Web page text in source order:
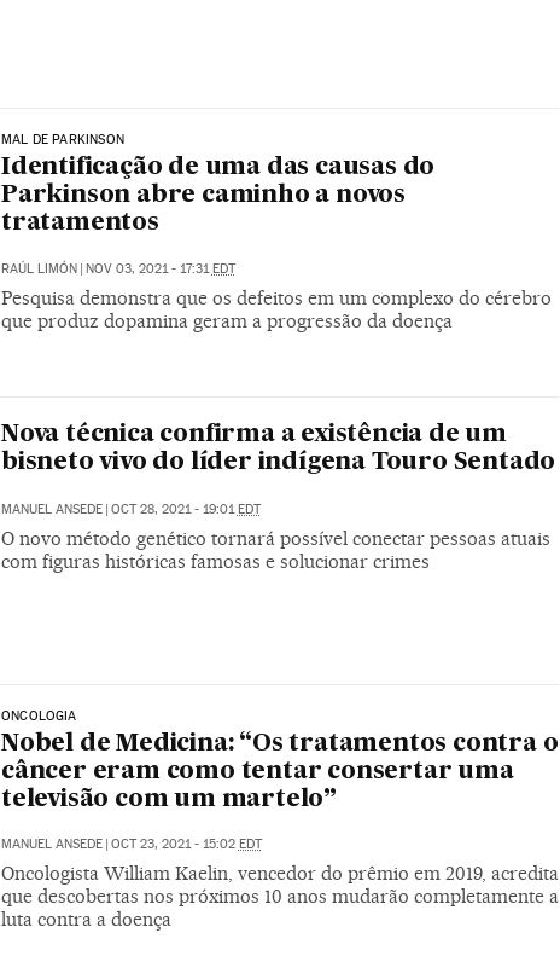
MAL DE PARKINSON
Identificação de uma das causas do
Parkinson abre caminho a novos
tratamentos
RAÚL LIMÓN | NOV 03, 2021 - 17:31EDT
Pesquisa demonstra que os defeitos em um complexo do cérebro
que produz dopamina geram a progressão da doença
Nova técnica confirma a existência de um
bisneto vivo do líder indígena Touro Sentado
MANUEL ANSEDE OCT 28, 2021 - 19:01 EDT
O novo método genético tornará possível conectar pessoas atuais
com figuras históricas famosas e solucionar crimes
ONCOLOGIA
Nobel de Medicina: “Os tratamentos contra o
câncer eram como tentar consertar uma
televisão com um martelo”
MANUEL ANSEDE | OCT 23, 2021 - 15:02 EDT
Oncologista William Kaelin, vencedor do prêmio em 2019, acredita
que descobertas nos próximos 10 anos mudarão completamente a
luta contra a doença